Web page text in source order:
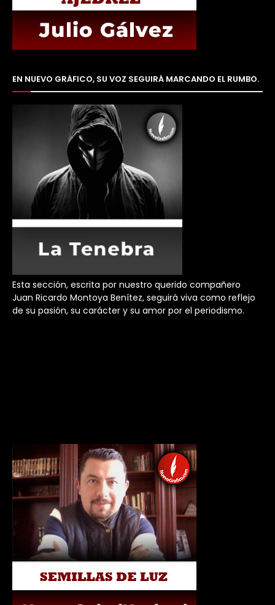
EN NUEVO GRÁFICO, SU VOZ SEGUIRÁ MARCANDO EL RUMBO.
Esta sección, escrita por nuestro querido compañero
Juan Ricardo Montoya Benítez, seguirá viva como reflejo
de su pasión, su carácter y su amor por el periodismo.